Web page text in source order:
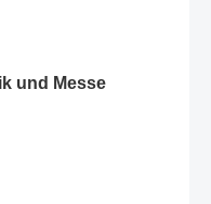
und Messe